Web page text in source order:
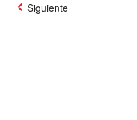
Siguiente